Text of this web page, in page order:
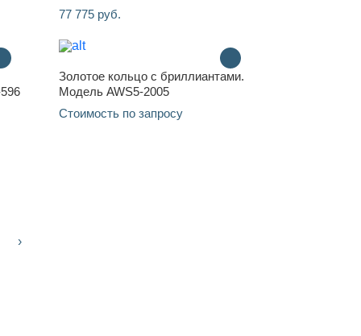
77 775 руб.
Золотое кольцо с бриллиантами.
Модель AWS5-2005
Стоимость по запросу
›